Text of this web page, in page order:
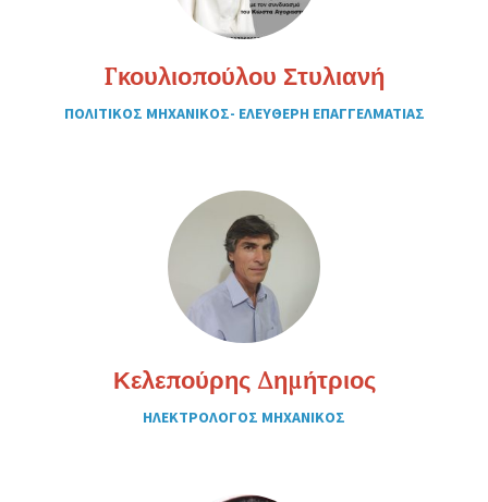
Γκουλιοπούλου Στυλιανή
ΠΟΛΙΤΙΚΟΣ ΜΗΧΑΝΙΚΟΣ- ΕΛΕΥΘΕΡΗ ΕΠΑΓΓΕΛΜΑΤΙΑΣ
Κελεπούρης Δημήτριος
ΗΛΕΚΤΡΟΛΟΓΟΣ ΜΗΧΑΝΙΚΟΣ